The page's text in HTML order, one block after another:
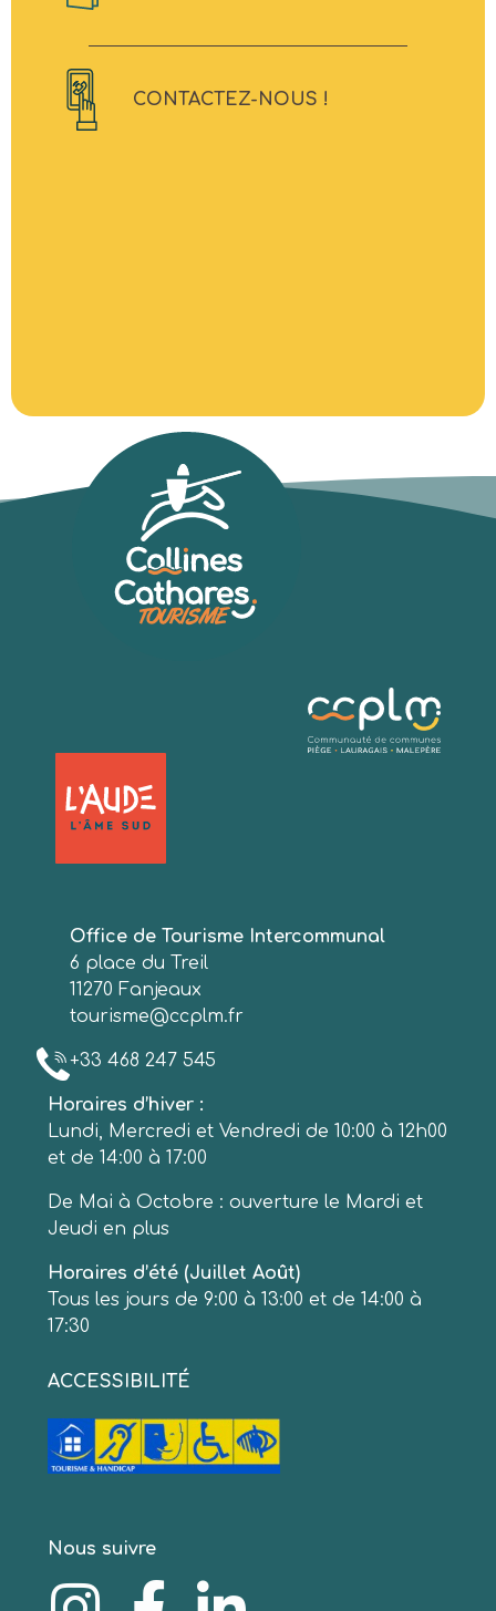
CONTACTEZ-NOUS !
Office de Tourisme Intercommunal
6 place du Treil
11270 Fanjeaux
tourisme@ccplm.fr
+33 468 247 545
Horaires d’hiver :
Lundi, Mercredi et Vendredi de 10:00 à 12h00
et de 14:00 à 17:00
De Mai à Octobre : ouverture le Mardi et
Jeudi en plus
Horaires d’été (Juillet Août)
Tous les jours de 9:00 à 13:00 et de 14:00 à
17:30
ACCESSIBILITÉ
Nous suivre